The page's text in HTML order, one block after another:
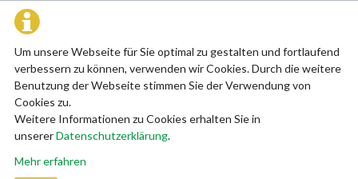
Um unsere Webseite für Sie optimal zu gestalten und fortlaufend
verbessern zu können, verwenden wir Cookies. Durch die weitere
Benutzung der Webseite stimmen Sie der Verwendung von
Cookies zu.
Weitere Informationen zu Cookies erhalten Sie in
unsererDatenschutzerklärung.
Mehr erfahren